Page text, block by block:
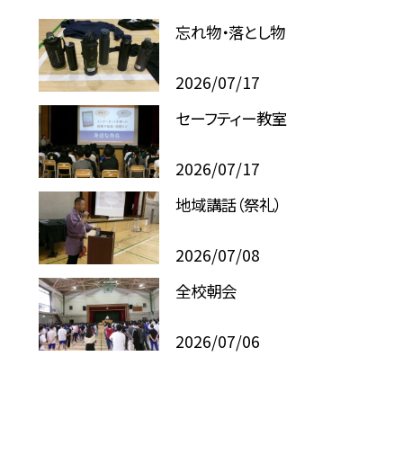
忘れ物・落とし物
2026/07/17
セーフティー教室
2026/07/17
地域講話（祭礼）
2026/07/08
全校朝会
2026/07/06